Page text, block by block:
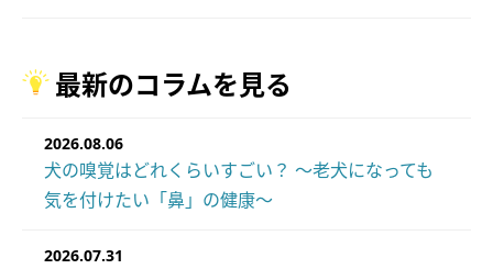
最新のコラムを見る
2026.08.06
犬の嗅覚はどれくらいすごい？ ～老犬になっても
気を付けたい「鼻」の健康～
2026.07.31